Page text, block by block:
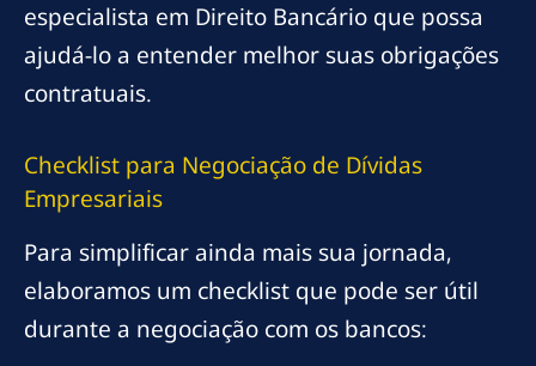
especialista em Direito Bancário que possa
ajudá-lo a entender melhor suas obrigações
contratuais.
Checklist para Negociação de Dívidas
Empresariais
Para simplificar ainda mais sua jornada,
elaboramos um checklist que pode ser útil
durante a negociação com os bancos: